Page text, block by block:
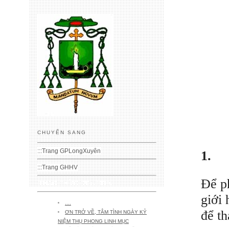
CHUYỂN SANG
:::Trang GPLongXuyên
:::Trang GHHV
THAO THỨC (20) -2019-
ƠN TRỞ VỀ, TÂM TÌNH NGÀY KỶ
NIỆM THỤ PHONG LINH MỤC
1.
Để
giới
để